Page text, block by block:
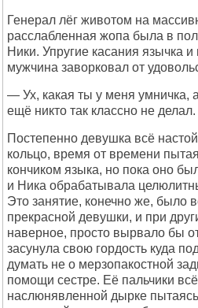
Генерал лёг животом на
расслабленная жопа была в
Ники. Упругие касания язычка
мужчина заворковал от
— Ух, какая ты у меня умничка,
ещё никто так классно не делал.
Постепенно девушка всё
кольцо, время от времени
кончиком языка, но пока оно
и Ника обрабатывала
Это занятие, конечно же, было
прекрасной девушки, и при
наверное, просто вырвало бы
засунула свою гордость куда
думать не о мерзопакостной
помощи сестре. Её пальчики
наслюнявленной дырке